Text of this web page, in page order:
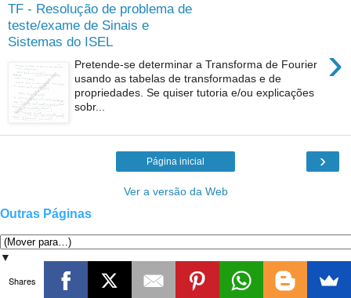
Shares
TF - Resolução de problema de
teste/exame de Sinais e
Sistemas do ISEL
›
Pretende-se determinar a Transforma de Fourier
usando as tabelas de transformadas e de
propriedades. Se quiser tutoria e/ou explicações
sobr...
›
Página inicial
Ver a versão da Web
Outras Páginas
▼
Com tecnologia doBlogger.